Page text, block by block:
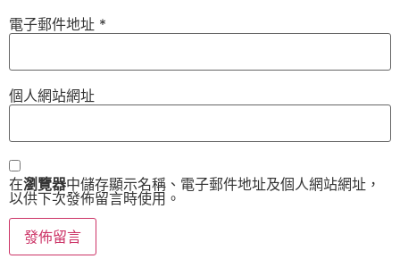
電子郵件地址 *
個人網站網址
在瀏覽器中儲存顯示名稱、電子郵件地址及個人網站網址，
以供下次發佈留言時使用。